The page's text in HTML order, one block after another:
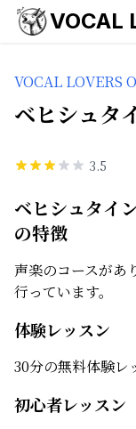
VOCAL
VOCAL LOVERS
ベヒシュタ
3.5
ベヒシュタイ
の特徴
声楽のコースがあ
行っています。
体験レッスン
30分の無料体験レ
初心者レッスン